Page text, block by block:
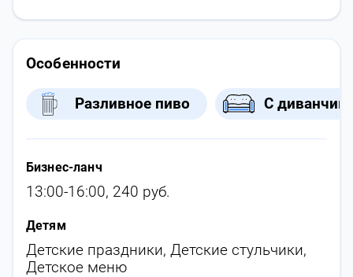
Особенности
Разливное пиво С
Бизнес-ланч
13:00-16:00, 240 руб.
Детям
Детские праздники, Детские стульчики,
Детское меню